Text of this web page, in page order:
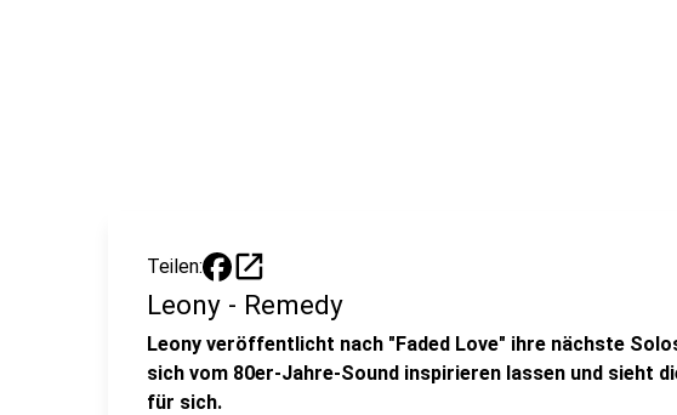
Teilen: open_in_new
Leony - Remedy
Leony veröffentlicht nach "Faded Love" ihre nächste
sich vom 80er-Jahre-Sound inspirieren lassen und sieht
für sich.